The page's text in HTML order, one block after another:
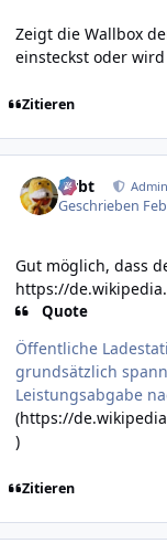
Zeigt die Wallbox
einsteckst oder
Zitieren
rtrbt
Geschrieben
Gut möglich, dass
https://
Quote
Öffentliche
grundsätzlich
Leistungsabgabe
(https://
)
Zitieren